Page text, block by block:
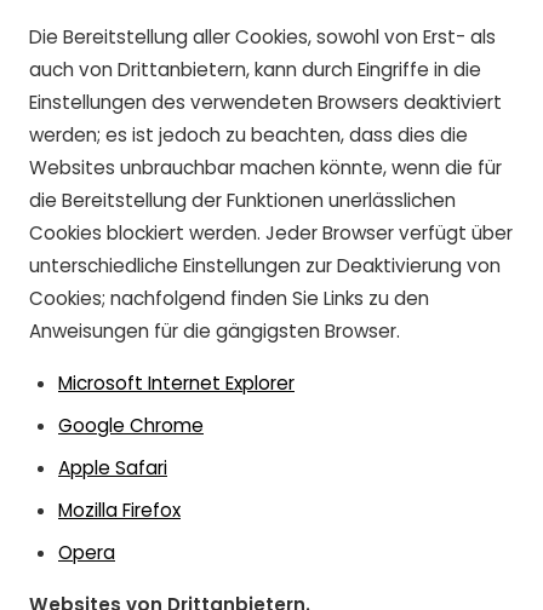
Die Bereitstellung aller Cookies, sowohl von Erst- als
auch von Drittanbietern, kann durch Eingriffe in die
Einstellungen des verwendeten Browsers deaktiviert
werden; es ist jedoch zu beachten, dass dies die
Websites unbrauchbar machen könnte, wenn die für
die Bereitstellung der Funktionen unerlässlichen
Cookies blockiert werden. Jeder Browser verfügt über
unterschiedliche Einstellungen zur Deaktivierung von
Cookies; nachfolgend finden Sie Links zu den
Anweisungen für die gängigsten Browser.
Microsoft Internet Explorer
Google Chrome
Apple Safari
Mozilla Firefox
Opera
Websites von Drittanbietern.